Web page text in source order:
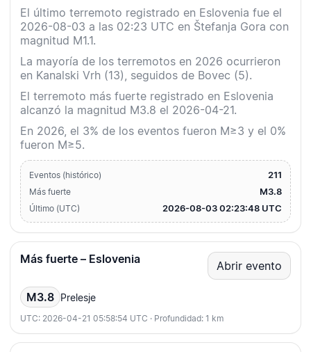
El último terremoto registrado en Eslovenia fue el
2026-08-03 a las 02:23 UTC en Štefanja Gora con
magnitud M1.1.
La mayoría de los terremotos en 2026 ocurrieron
en Kanalski Vrh (13), seguidos de Bovec (5).
El terremoto más fuerte registrado en Eslovenia
alcanzó la magnitud M3.8 el 2026-04-21.
En 2026, el 3% de los eventos fueron M≥3 y el 0%
fueron M≥5.
Eventos (histórico) 211
Más fuerte M3.8
Último (UTC) 2026-08-03 02:23:48 UTC
Más fuerte – Eslovenia Abrir evento
M3.8 Prelesje
UTC: 2026-04-21 05:58:54 UTC · Profundidad: 1 km